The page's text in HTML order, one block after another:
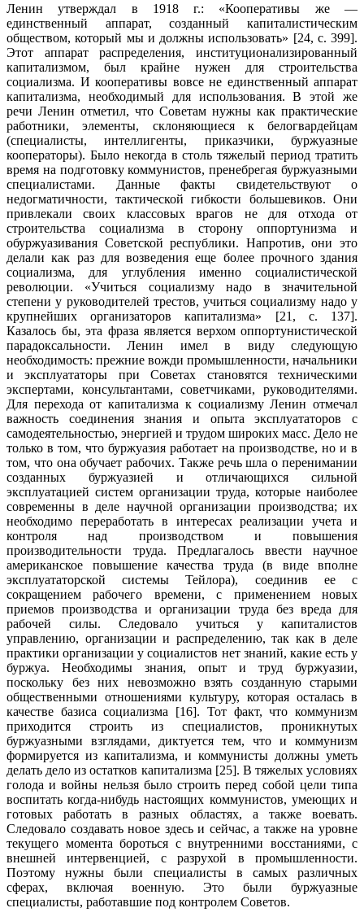
Ленин утверждал в 1918 г.: «Кооперативы же —
единственный аппарат, созданный капиталистическим
обществом, который мы и должны использо­вать» [24, с. 399].
Этот аппарат распределения, институционализированный
капитализмом, был крайне нужен для строительства
социализма. И кооперати­вы вовсе не единственный аппарат
капитализма, необходимый для использова­ния. В этой же
речи Ленин отметил, что Советам нужны как практические
работ­ники, элементы, склоняющиеся к белогвардейцам
(специалисты, интеллигенты, приказчики, буржуазные
кооператоры). Было некогда в столь тяжелый период тратить
время на подготовку коммунистов, пренебрегая буржуазными
спе­циалистами. Данные факты свидетельствуют о
недогматичности, тактической гибкости большевиков. Они
привлекали своих классовых врагов не для отхо­да от
строительства социализма в сторону оппортунизма и
обуржуазивания Советской республики. Напротив, они это
делали как раз для возведения еще более прочного здания
социализма, для углубления именно социалистической
революции. «Учиться социализму надо в значительной
степени у руководителей трестов, учиться социализму надо у
крупнейших организаторов капитализ­ма» [21, с. 137].
Казалось бы, эта фраза является верхом оппортунистической
парадоксальности. Ленин имел в виду следующую
необходимость: прежние вожди промышленности, начальники
и эксплуататоры при Советах становятся техническими
экспертами, консультантами, советчиками, руководителями.
Для перехода от капитализма к социализму Ленин отмечал
важность соединения знания и опыта эксплуататоров с
самодеятельностью, энергией и трудом широ­ких масс. Дело не
только в том, что буржуазия работает на производстве, но и в
том, что она обучает рабочих. Также речь шла о перенимании
созданных буржуазией и отличающихся сильной
эксплуатацией систем организации труда, которые наиболее
современны в деле научной организации производства; их
необходимо переработать в интересах реализации учета и
контроля над производством и повышения
производительности труда. Предлагалось ввести научное
американское повышение качества труда (в виде вполне
эксплуата­торской системы Тейлора), соединив ее с
сокращением рабочего времени, с применением новых
приемов производства и организации труда без вреда для
рабочей силы. Следовало учиться у капиталистов
управлению, организации и распределению, так как в деле
практики организации у социалистов нет знаний, какие есть у
буржуа. Необходимы знания, опыт и труд буржуазии,
поскольку без них невозможно взять созданную старыми
общественными отношениями культуру, которая осталась в
качестве базиса социализма [16]. Тот факт, что коммунизм
приходится строить из специалистов, проникнутых
буржуазными взглядами, диктуется тем, что и коммунизм
формируется из капитализма, и коммунисты должны уметь
делать дело из остатков капитализма [25]. В тяжелых условиях
голода и войны нельзя было строить перед собой цели типа
воспитать когда-нибудь настоящих коммунистов, умеющих и
готовых работать в разных областях, а также воевать.
Следовало создавать новое здесь и сейчас, а также на уровне
текущего момента бороться с внутренними восстаниями, с
внешней интервенцией, с разрухой в промышленности.
Поэтому нужны были специ­алисты в самых различных
сферах, включая военную. Это были буржуазные
специалисты, работавшие под контролем Советов.